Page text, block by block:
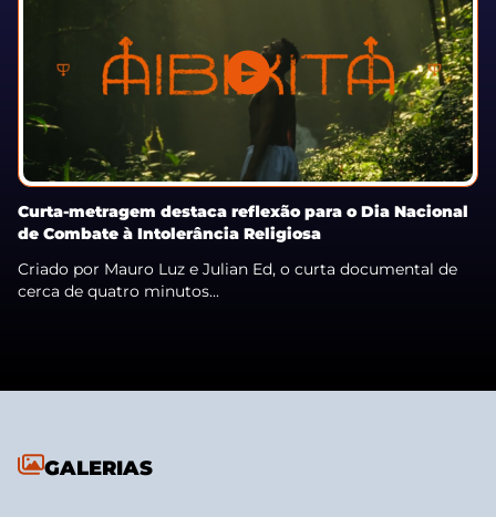
Curta-metragem destaca reflexão para o Dia Nacional
de Combate à Intolerância Religiosa
Criado por Mauro Luz e Julian Ed, o curta documental de
cerca de quatro minutos...
GALERIAS